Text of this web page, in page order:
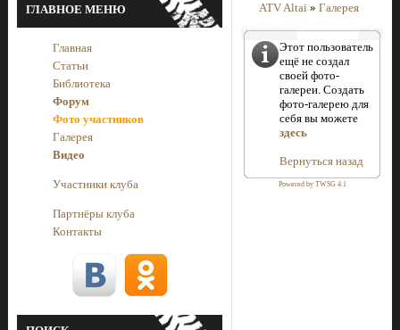
ГЛАВНОЕ МЕНЮ
Главная
Статьи
Библиотека
Форум
Фото участников
Галерея
Видео
Участники клуба
Партнёры клуба
Контакты
ATV Altai » Галерея
Этот пользователь
ещё не создал
своей фото-
галереи. Создать
фото-галерею для
себя вы можете
здесь
Вернуться назад
Powered by TWSG 4.1